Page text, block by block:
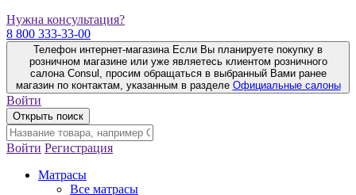
Нужна консультация?
8 800 333-33-00
Телефон интернет-магазина Если Вы планируете покупку в
розничном магазине или уже являетесь клиентом розничного
салона Consul, просим обращаться в выбранный Вами ранее
магазин по контактам, указанным в разделе Официальные салоны
Войти
Открыть поиск
Войти Регистрация
Матрасы
Все матрасы